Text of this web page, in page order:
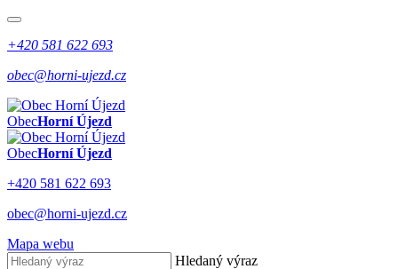
+420 581 622 693
obec@horni-ujezd.cz
ObecHorní Újezd
ObecHorní Újezd
+420 581 622 693
obec@horni-ujezd.cz
Mapa webu
Hledaný výraz